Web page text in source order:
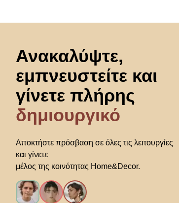
Ανακαλύψτε,
εμπνευστείτε και
γίνετε πλήρης
δημιουργικό
Αποκτήστε πρόσβαση σε όλες τις λειτουργίες
και γίνετε
μέλος της κοινότητας Home&Decor.